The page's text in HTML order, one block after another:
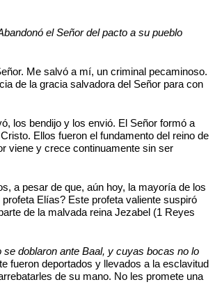
el Señor del pacto a su pueblo
Me salvó a mí, un criminal pecaminoso.
de la gracia salvadora del Señor para con
los bendijo y los envió. El Señor formó a
Ellos fueron el fundamento del reino de
viene y crece continuamente sin ser
a pesar de que, aún hoy, la mayoría de los
Elías? Este profeta valiente suspiró
de la malvada reina Jezabel (1 Reyes
doblaron ante Baal, y cuyas bocas no lo
fueron deportados y llevados a la esclavitud
de su mano. No les promete una